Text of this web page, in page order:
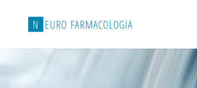
N EURO FARMACOLOGIA